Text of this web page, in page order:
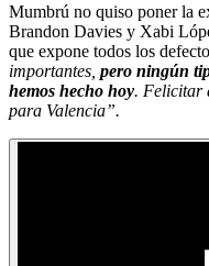
Mumbrú no quiso poner la
Brandon Davies y Xabi
que expone todos los
importantes, pero ningún
hemos hecho hoy. Felicitar
para Valencia”.